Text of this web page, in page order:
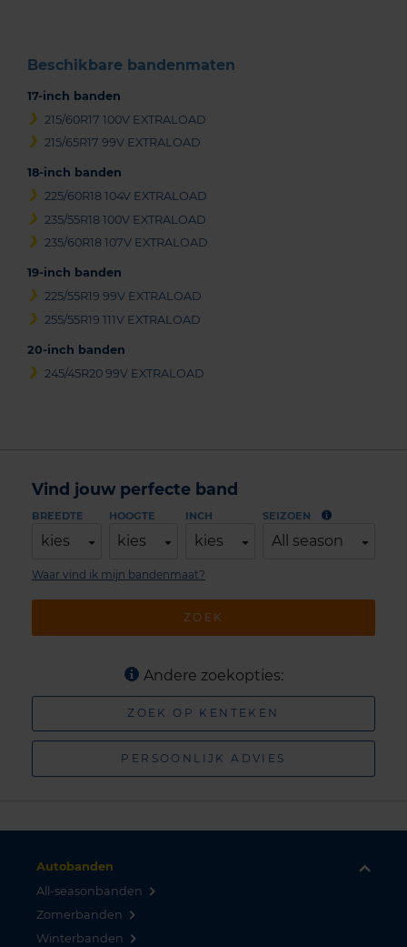
Beschikbare bandenmaten
17-inch banden
215/60R17 100V EXTRALOAD
215/65R17 99V EXTRALOAD
18-inch banden
225/60R18 104V EXTRALOAD
235/55R18 100V EXTRALOAD
235/60R18 107V EXTRALOAD
19-inch banden
225/55R19 99V EXTRALOAD
255/55R19 111V EXTRALOAD
20-inch banden
245/45R20 99V EXTRALOAD
Vind jouw perfecte band
BREEDTE
kies
HOOGTE
kies
INCH
kies
SEIZOEN
All season
ZOEK
Waar vind ik mijn bandenmaat?
Andere zoekopties:
ZOEK OP KENTEKEN
PERSOONLIJK ADVIES
Autobanden
All-seasonbanden
Zomerbanden
Winterbanden